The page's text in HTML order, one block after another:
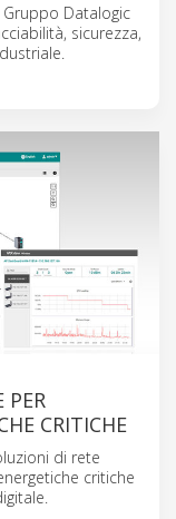
Gruppo Datalogic
sicurezza,
PER
CRITICHE
di rete
critiche